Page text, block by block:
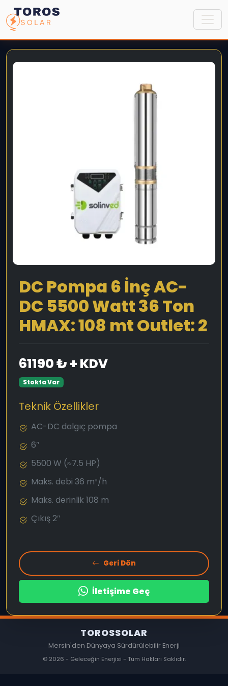
DC Pompa 6 İnç AC-
DC 5500 Watt 36 Ton
HMAX: 108 mt Outlet: 2
61190 ₺ + KDV
Stokta Var
Teknik Özellikler
AC-DC dalgıç pompa
6″
5500 W (≈7.5 HP)
Maks. debi 36 m³/h
Maks. derinlik 108 m
Çıkış 2″
Geri Dön
İletişime Geç
TOROSSOLAR
Mersin'den Dünyaya Sürdürülebilir Enerji
© 2026 - Geleceğin Enerjisi - Tüm Hakları Saklıdır.